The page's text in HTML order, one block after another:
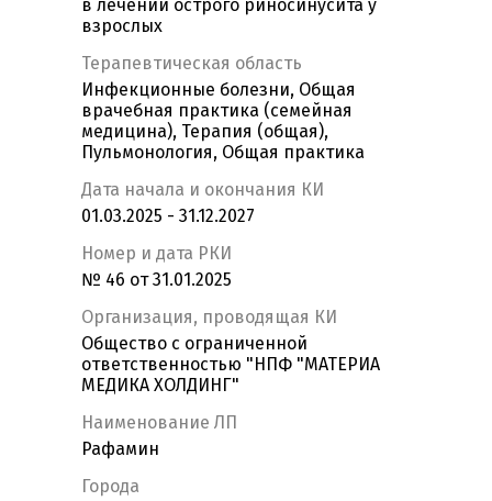
в лечении острого риносинусита у
взрослых
Терапевтическая область
Инфекционные болезни, Общая
врачебная практика (семейная
медицина), Терапия (общая),
Пульмонология, Общая практика
Дата начала и окончания КИ
01.03.2025 - 31.12.2027
Номер и дата РКИ
№ 46 от 31.01.2025
Организация, проводящая КИ
Общество с ограниченной
ответственностью "НПФ "МАТЕРИА
МЕДИКА ХОЛДИНГ"
Наименование ЛП
Рафамин
Города